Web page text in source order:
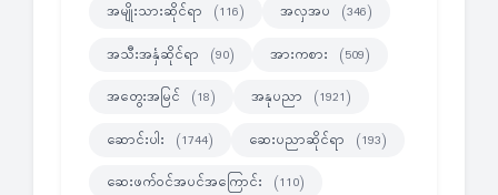
အမျိုးသားဆိုင်ရာ (116) အလှအပ (346)
အသီးအနှံဆိုင်ရာ (90) အားကစား (509)
အတွေးအမြင် (18) အနုပညာ (1921)
ဆောင်းပါး (1744) ဆေးပညာဆိုင်ရာ (193)
ဆေးဖက်ဝင်အပင်အကြောင်း (110)